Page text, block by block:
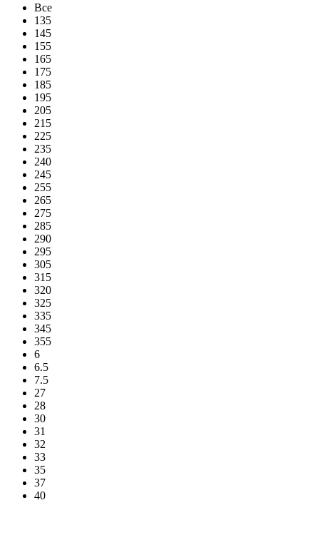
Все
135
145
155
165
175
185
195
205
215
225
235
240
245
255
265
275
285
290
295
305
315
320
325
335
345
355
6
6.5
7.5
27
28
30
31
32
33
35
37
40